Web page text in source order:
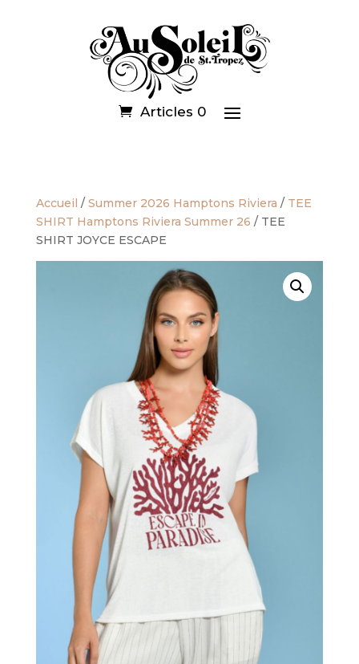
Articles 0
Accueil / Summer 2026 Hamptons Riviera / TEE
SHIRT Hamptons Riviera Summer 26 / TEE
SHIRT JOYCE ESCAPE